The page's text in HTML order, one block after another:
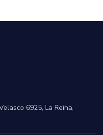
6925, La Reina,